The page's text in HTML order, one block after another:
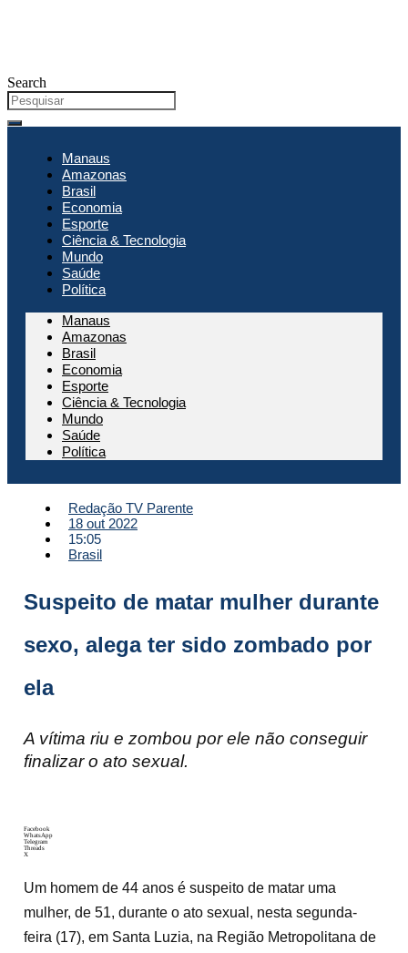
Search
Manaus
Amazonas
Brasil
Economia
Esporte
Ciência & Tecnologia
Mundo
Saúde
Política
Manaus
Amazonas
Brasil
Economia
Esporte
Ciência & Tecnologia
Mundo
Saúde
Política
Redação TV Parente
18 out 2022
15:05
Brasil
Suspeito de matar mulher durante
sexo, alega ter sido zombado por
ela
A vítima riu e zombou por ele não conseguir
finalizar o ato sexual.
Facebook
WhatsApp
Telegram
Threads
X
Um homem de 44 anos é suspeito de matar uma
mulher, de 51, durante o ato sexual, nesta segunda-
feira (17), em Santa Luzia, na Região Metropolitana de